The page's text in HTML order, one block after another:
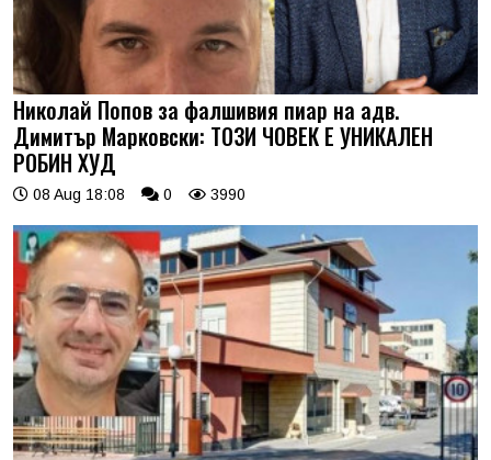
Николай Попов за фалшивия пиар на адв.
Димитър Марковски: ТОЗИ ЧОВЕК Е УНИКАЛЕН
РОБИН ХУД
08 Aug 18:08 0 3990